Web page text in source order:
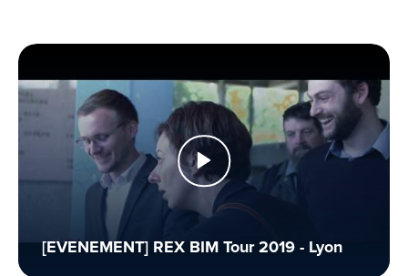
[EVENEMENT] REX BIM Tour 2019 - Lyon